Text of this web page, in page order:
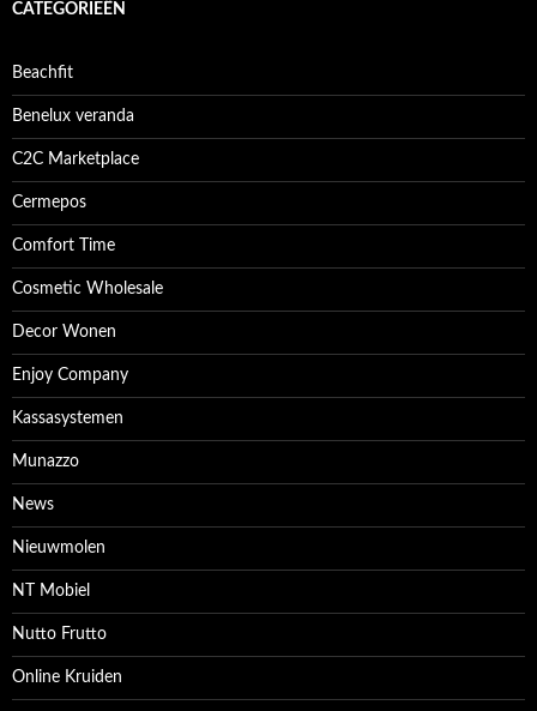
CATEGORIEËN
Beachfit
Benelux veranda
C2C Marketplace
Cermepos
Comfort Time
Cosmetic Wholesale
Decor Wonen
Enjoy Company
Kassasystemen
Munazzo
News
Nieuwmolen
NT Mobiel
Nutto Frutto
Online Kruiden